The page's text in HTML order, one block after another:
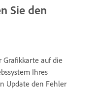
Sie den
Grafikkarte auf die
Ihres
Update den Fehler